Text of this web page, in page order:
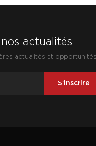
actualités
actualités et
S'inscrire